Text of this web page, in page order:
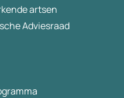
artsen
Adviesraad